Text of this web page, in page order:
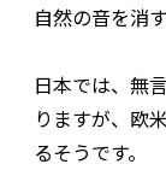
自然の音を消
日本では、無
りますが、欧
るそうです。